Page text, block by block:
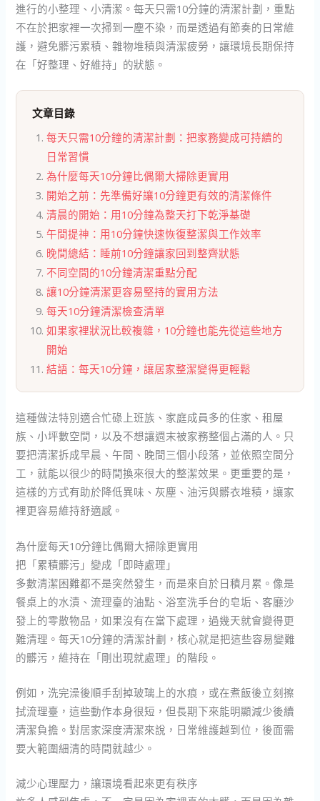
進行的小整理、小清潔。每天只需10分鐘的清潔計劃，重點
不在於把家裡一次掃到一塵不染，而是透過有節奏的日常維
護，避免髒污累積、雜物堆積與清潔疲勞，讓環境長期保持
在「好整理、好維持」的狀態。
文章目錄
每天只需10分鐘的清潔計劃：把家務變成可持續的
日常習慣
為什麼每天10分鐘比偶爾大掃除更實用
開始之前：先準備好讓10分鐘更有效的清潔條件
清晨的開始：用10分鐘為整天打下乾淨基礎
午間提神：用10分鐘快速恢復整潔與工作效率
晚間總結：睡前10分鐘讓家回到整齊狀態
不同空間的10分鐘清潔重點分配
讓10分鐘清潔更容易堅持的實用方法
每天10分鐘清潔檢查清單
如果家裡狀況比較複雜，10分鐘也能先從這些地方
開始
結語：每天10分鐘，讓居家整潔變得更輕鬆
這種做法特別適合忙碌上班族、家庭成員多的住家、租屋
族、小坪數空間，以及不想讓週末被家務整個占滿的人。只
要把清潔拆成早晨、午間、晚間三個小段落，並依照空間分
工，就能以很少的時間換來很大的整潔效果。更重要的是，
這樣的方式有助於降低異味、灰塵、油污與髒衣堆積，讓家
裡更容易維持舒適感。
為什麼每天10分鐘比偶爾大掃除更實用
把「累積髒污」變成「即時處理」
多數清潔困難都不是突然發生，而是來自於日積月累。像是
餐桌上的水漬、流理臺的油點、浴室洗手台的皂垢、客廳沙
發上的零散物品，如果沒有在當下處理，過幾天就會變得更
難清理。每天10分鐘的清潔計劃，核心就是把這些容易變難
的髒污，維持在「剛出現就處理」的階段。
例如，洗完澡後順手刮掉玻璃上的水痕，或在煮飯後立刻擦
拭流理臺，這些動作本身很短，但長期下來能明顯減少後續
清潔負擔。對居家深度清潔來說，日常維護越到位，後面需
要大範圍細清的時間就越少。
減少心理壓力，讓環境看起來更有秩序